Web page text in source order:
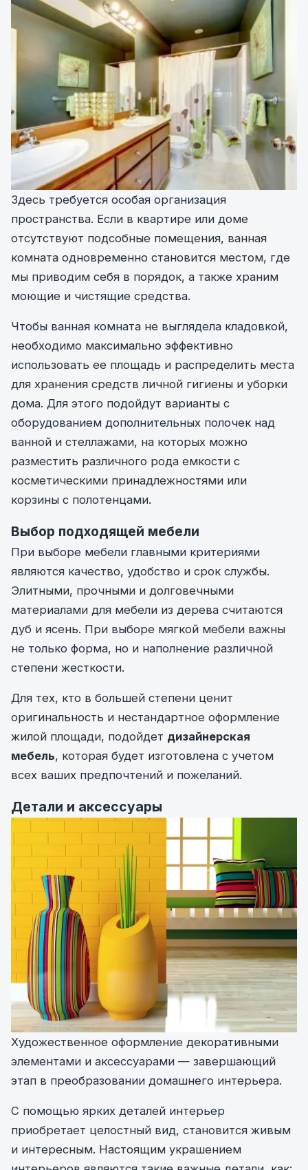
Здесь требуется особая организация
пространства. Если в квартире или доме
отсутствуют подсобные помещения, ванная
комната одновременно становится местом, где
мы приводим себя в порядок, а также храним
моющие и чистящие средства.
Чтобы ванная комната не выглядела кладовкой,
необходимо максимально эффективно
использовать ее площадь и распределить места
для хранения средств личной гигиены и уборки
дома. Для этого подойдут варианты с
оборудованием дополнительных полочек над
ванной и стеллажами, на которых можно
разместить различного рода емкости с
косметическими принадлежностями или
корзины с полотенцами.
Выбор подходящей мебели
При выборе мебели главными критериями
являются качество, удобство и срок службы.
Элитными, прочными и долговечными
материалами для мебели из дерева считаются
дуб и ясень. При выборе мягкой мебели важны
не только форма, но и наполнение различной
степени жесткости.
Для тех, кто в большей степени ценит
оригинальность и нестандартное оформление
жилой площади, подойдет дизайнерская
мебель, которая будет изготовлена с учетом
всех ваших предпочтений и пожеланий.
Детали и аксессуары
Художественное оформление декоративными
элементами и аксессуарами — завершающий
этап в преобразовании домашнего интерьера.
С помощью ярких деталей интерьер
приобретает целостный вид, становится живым
и интересным. Настоящим украшением